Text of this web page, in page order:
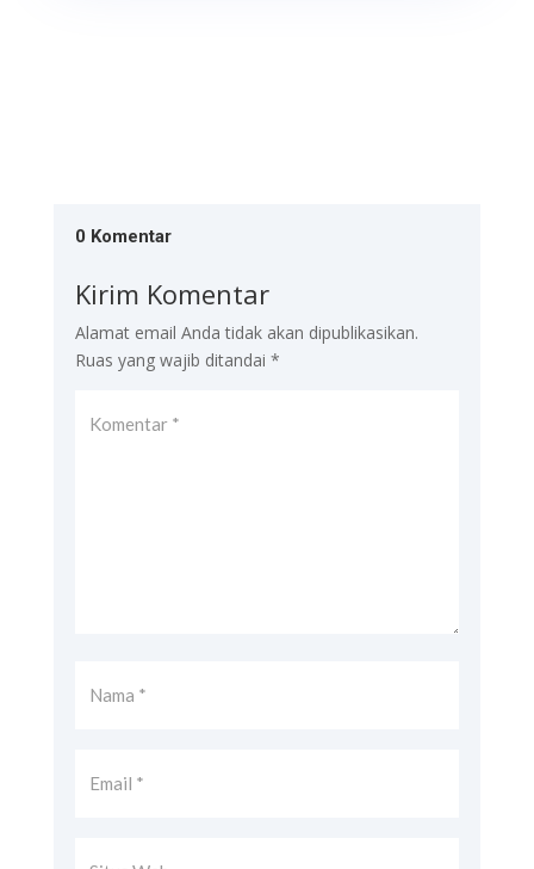
0 Komentar
Kirim Komentar
Alamat email Anda tidak akan dipublikasikan.
Ruas yang wajib ditandai *